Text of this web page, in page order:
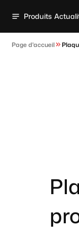
Produits
Page d'accueil